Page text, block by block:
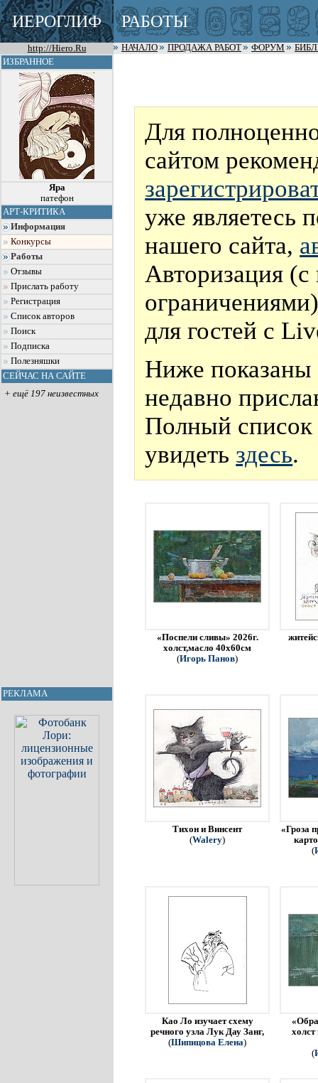
ИЕРОГЛИФ РАБОТЫ
http://Hiero.Ru НАЧАЛО ПРОДАЖА РАБОТ ФОРУМ
ИЗБРАННОЕ
Яра
патефон
АРТ-КРИТИКА
Информация
Конкурсы
Работы
Отзывы
Прислать работу
Регистрация
Список авторов
Поиск
Подписка
Полезняшки
СЕЙЧАС НА САЙТЕ
+ ещё 197 неизвестных
РЕКЛАМА
Для
сайтом
уже являетесь
нашего сайта,
Авторизация
для гостей с
Ниже показаны
недавно
Полный
увидеть здесь.
«Поспели сливы» 2026г.
холст,масло 40х60см
(Игорь Панов)
Тихон и Винсент
(Walery)
«Гроза
(
Као Ло изучает схему
речного узла Лук Дау Занг,
(Шипицова Елена)
холст
(